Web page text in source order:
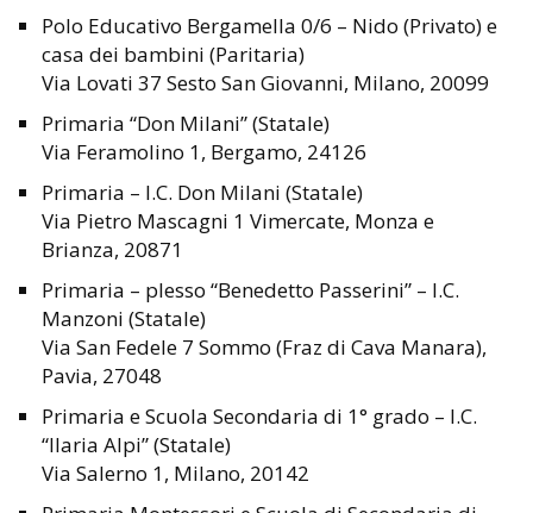
Polo Educativo Bergamella 0/6 – Nido (Privato) e
casa dei bambini (Paritaria)
Via Lovati 37 Sesto San Giovanni, Milano, 20099
Primaria “Don Milani” (Statale)
Via Feramolino 1, Bergamo, 24126
Primaria – I.C. Don Milani (Statale)
Via Pietro Mascagni 1 Vimercate, Monza e
Brianza, 20871
Primaria – plesso “Benedetto Passerini” – I.C.
Manzoni (Statale)
Via San Fedele 7 Sommo (Fraz di Cava Manara),
Pavia, 27048
Primaria e Scuola Secondaria di 1° grado – I.C.
“Ilaria Alpi” (Statale)
Via Salerno 1, Milano, 20142